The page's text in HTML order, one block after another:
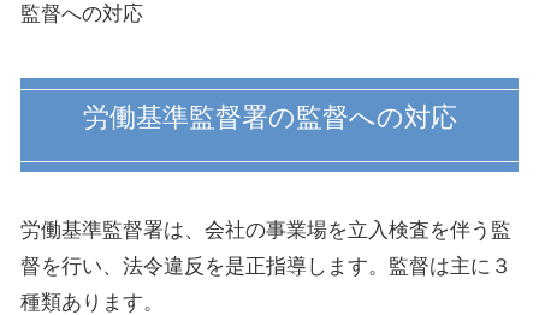
監督への対応
労働基準監督署の監督への対応
労働基準監督署は、会社の事業場を立入検査を伴う監
督を行い、法令違反を是正指導します。監督は主に３
種類あります。